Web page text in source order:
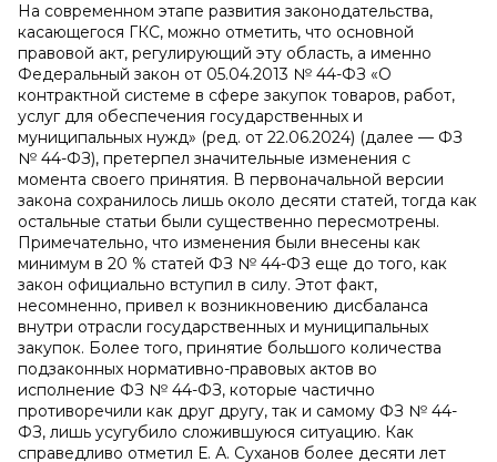
На современном этапе развития законодательства,
касающегося ГКС, можно отметить, что основной
правовой акт, регулирующий эту область, а именно
Федеральный закон от 05.04.2013 № 44-ФЗ «О
контрактной системе в сфере закупок товаров, работ,
услуг для обеспечения государственных и
муниципальных нужд» (ред. от 22.06.2024) (далее — ФЗ
№ 44-ФЗ), претерпел значительные изменения с
момента своего принятия. В первоначальной версии
закона сохранилось лишь около десяти статей, тогда как
остальные статьи были существенно пересмотрены.
Примечательно, что изменения были внесены как
минимум в 20 % статей ФЗ № 44-ФЗ еще до того, как
закон официально вступил в силу. Этот факт,
несомненно, привел к возникновению дисбаланса
внутри отрасли государственных и муниципальных
закупок. Более того, принятие большого количества
подзаконных нормативно-правовых актов во
исполнение ФЗ № 44-ФЗ, которые частично
противоречили как друг другу, так и самому ФЗ № 44-
ФЗ, лишь усугубило сложившуюся ситуацию. Как
справедливо отметил Е. А. Суханов более десяти лет